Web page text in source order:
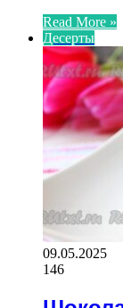
Read More »
Десерты
09.05.2025
146